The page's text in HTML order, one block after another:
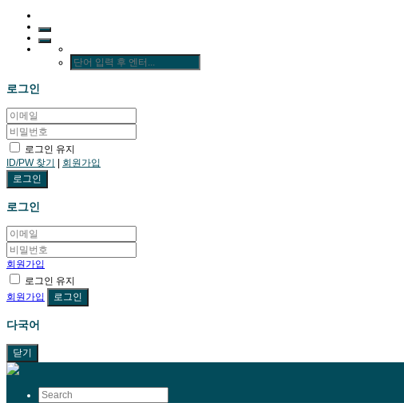
로그인
로그인 유지
ID/PW 찾기
회원가입
로그인
회원가입
로그인 유지
회원가입
다국어
닫기